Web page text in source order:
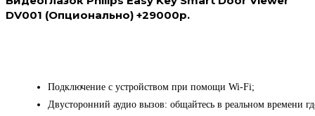
DV001 (Опционально) +29000р.
Подключение с устройством при помощи Wi-Fi;
Двусторонний аудио вызов: общайтесь в реальном времени